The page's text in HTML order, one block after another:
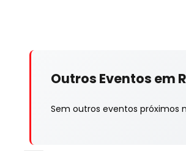
Outros Eventos em
Sem outros eventos próximos